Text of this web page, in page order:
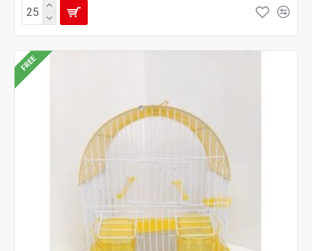
FREE